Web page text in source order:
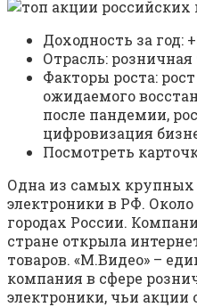
Доходность за год:
Отрасль: розничная
Факторы роста:
ожидаемого
после пандемии,
цифровизация
Посмотреть
Одна из самых крупных
электроники в РФ.
городах России.
стране открыла
товаров. «М.Видео» –
компания в сфере
электроники, чьи акции